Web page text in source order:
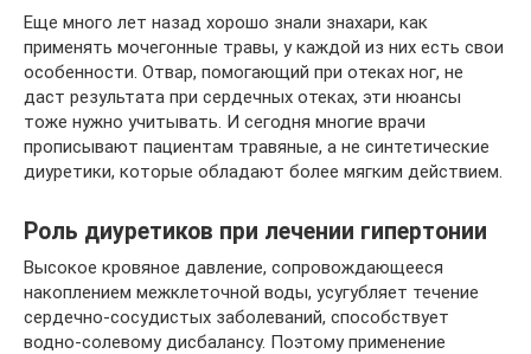
Еще много лет назад хорошо знали знахари, как
применять мочегонные травы, у каждой из них есть свои
особенности. Отвар, помогающий при отеках ног, не
даст результата при сердечных отеках, эти нюансы
тоже нужно учитывать. И сегодня многие врачи
прописывают пациентам травяные, а не синтетические
диуретики, которые обладают более мягким действием.
Роль диуретиков при лечении гипертонии
Высокое кровяное давление, сопровождающееся
накоплением межклеточной воды, усугубляет течение
сердечно-сосудистых заболеваний, способствует
водно-солевому дисбалансу. Поэтому применение